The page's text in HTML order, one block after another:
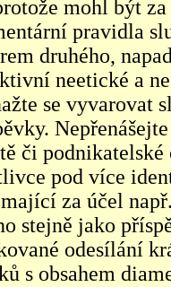
mohl být
pravidla
druhého,
neetické a
se vyvarovat
či podnikatelské
pod více
za účel
stejně jako
odesílání
s obsahem